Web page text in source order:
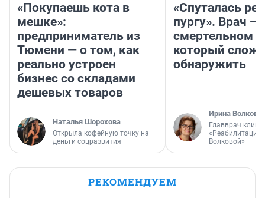
«Покупаешь кота в
мешке»:
предприниматель из
Тюмени — о том, как
реально устроен
бизнес со складами
дешевых товаров
Наталья Шорохова
Открыла кофейную точку на
деньги соцразвития
«Спуталась
пургу». Врач —
смертельном
который
обнаружить
Ирина Волкова
Главврач
«Реабилитация
Волковой»
РЕКОМЕНДУЕМ